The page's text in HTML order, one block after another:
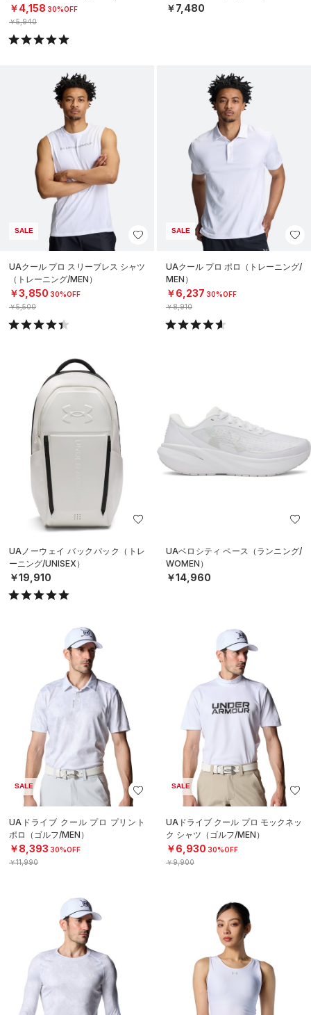
￥4,158 30%OFF
￥5,940
￥7,480
SALE
UAクール プロ スリーブレス シャツ
（トレーニング/MEN）
￥3,850 30%OFF
￥5,500
SALE
UAクール プロ ポロ（トレーニング/
MEN）
￥6,237 30%OFF
￥8,910
UAノーウェイ バックパック（トレ
ーニング/UNISEX）
￥19,910
UAベロシティ ペース（ランニング/
WOMEN）
￥14,960
SALE
UAドライブ クール プロ プリント
ポロ（ゴルフ/MEN）
￥8,393 30%OFF
￥11,990
SALE
UAドライブ クール プロ モックネッ
ク シャツ（ゴルフ/MEN）
￥6,930 30%OFF
￥9,900